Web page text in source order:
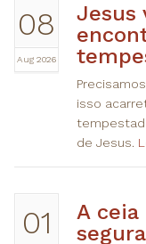
08
Aug 2026
Jesus
isso
de Jesus.
01
A ceia